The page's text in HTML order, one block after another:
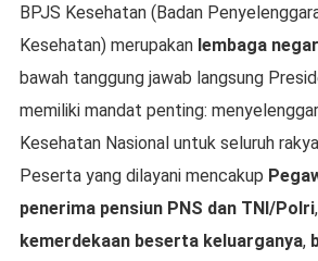
BPJS Kesehatan (Badan
Kesehatan) merupakan lembaga
bawah tanggung jawab langsung
memiliki mandat penting:
Kesehatan Nasional untuk seluruh
Peserta yang dilayani mencakup
penerima pensiun PNS dan TNI/Polri,
kemerdekaan beserta keluarganya,